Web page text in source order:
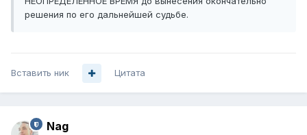
решения по его дальнейшей судьбе.
Вставить ник Цитата
Nag